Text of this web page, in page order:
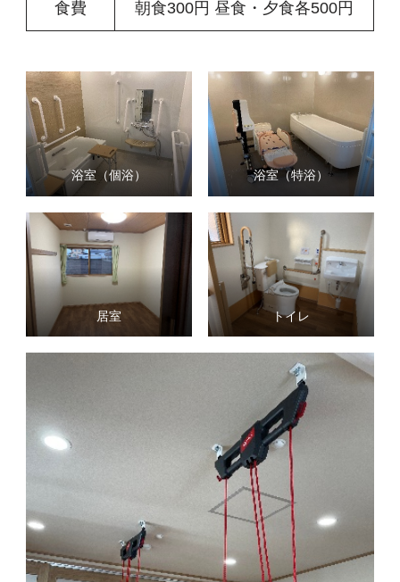
食費 朝食300円 昼食・夕食各500円
浴室（個浴） 浴室（特浴）
居室 トイレ